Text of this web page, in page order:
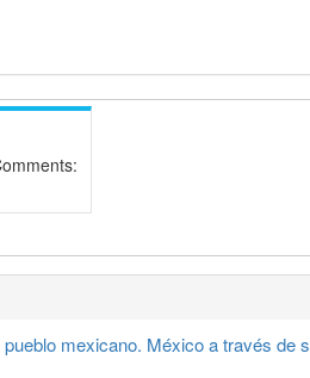
mexicano. México a través de